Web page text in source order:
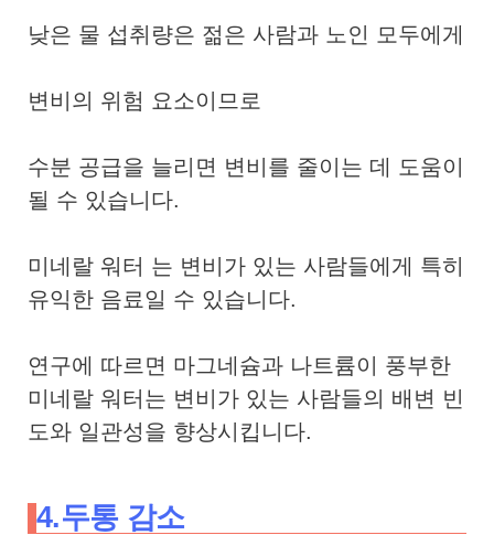
낮은 물 섭취량은 젊은 사람과 노인 모두에게
변비의 위험 요소이므로
수분 공급을 늘리면 변비를 줄이는 데 도움이
될 수 있습니다.
미네랄 워터 는 변비가 있는 사람들에게 특히
유익한 음료일 수 있습니다.
연구에 따르면 마그네슘과 나트륨이 풍부한
미네랄 워터는 변비가 있는 사람들의 배변 빈
도와 일관성을 향상시킵니다.
4.두통 감소